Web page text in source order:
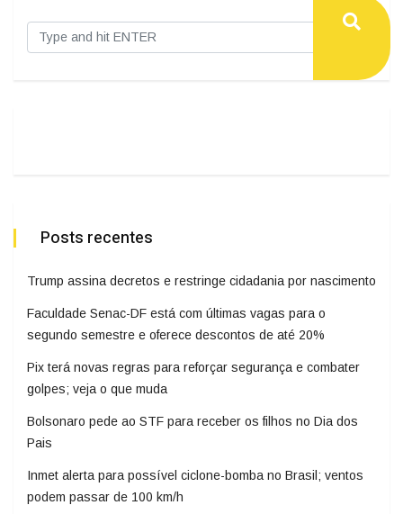
Posts recentes
Trump assina decretos e restringe cidadania por nascimento
Faculdade Senac-DF está com últimas vagas para o
segundo semestre e oferece descontos de até 20%
Pix terá novas regras para reforçar segurança e combater
golpes; veja o que muda
Bolsonaro pede ao STF para receber os filhos no Dia dos
Pais
Inmet alerta para possível ciclone-bomba no Brasil; ventos
podem passar de 100 km/h